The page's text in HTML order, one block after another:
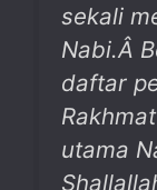
sekali
Nabi.Â
daftar
utama